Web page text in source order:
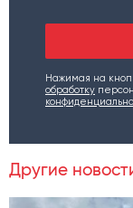
Нажимая на
обработку
Другие